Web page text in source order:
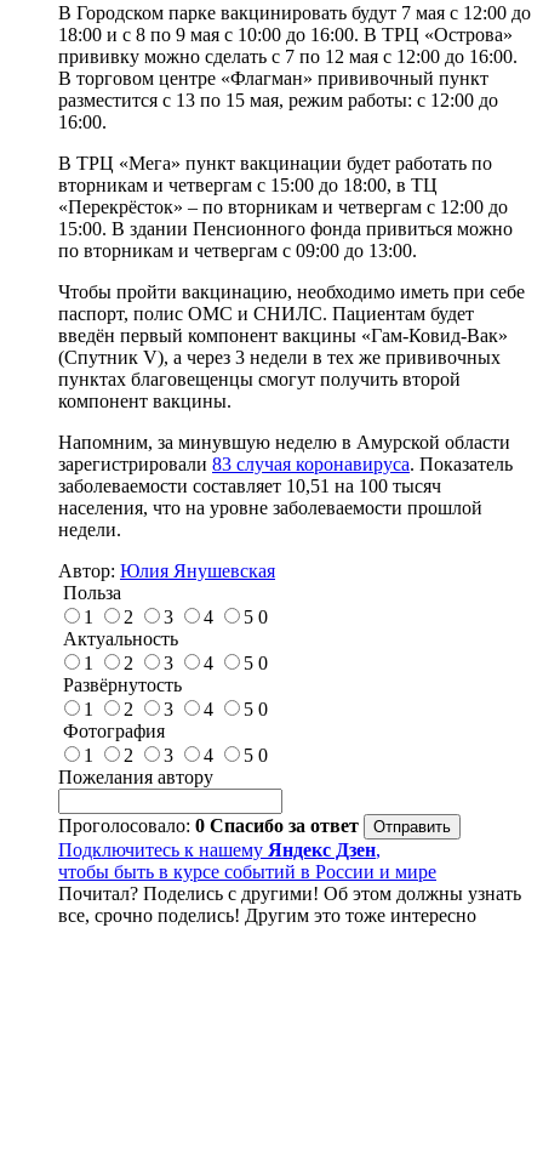
В Городском парке вакцинировать будут 7 мая с 12:00 до
18:00 и с 8 по 9 мая с 10:00 до 16:00. В ТРЦ «Острова»
прививку можно сделать с 7 по 12 мая с 12:00 до 16:00.
В торговом центре «Флагман» прививочный пункт
разместится с 13 по 15 мая, режим работы: с 12:00 до
16:00.
В ТРЦ «Мега» пункт вакцинации будет работать по
вторникам и четвергам с 15:00 до 18:00, в ТЦ
«Перекрёсток» – по вторникам и четвергам с 12:00 до
15:00. В здании Пенсионного фонда привиться можно
по вторникам и четвергам с 09:00 до 13:00.
Чтобы пройти вакцинацию, необходимо иметь при себе
паспорт, полис ОМС и СНИЛС. Пациентам будет
введён первый компонент вакцины «Гам-Ковид-Вак»
(Спутник V), а через 3 недели в тех же прививочных
пунктах благовещенцы смогут получить второй
компонент вакцины.
Напомним, за минувшую неделю в Амурской области
зарегистрировали 83 случая коронавируса. Показатель
заболеваемости составляет 10,51 на 100 тысяч
населения, что на уровне заболеваемости прошлой
недели.
Автор: Юлия Янушевская
Польза
1
2 3 4 5 0
Актуальность
1
2 3 4 5 0
Развёрнутость
1
2 3 4 5 0
Фотография
1
2 3 4 5 0
Пожелания автору
Проголосовало: 0 Спасибо за ответ
Подключитесь к нашему Яндекс Дзен,
чтобы быть в курсе событий в России и мире
Почитал? Поделись с другими! Об этом должны узнать
все, срочно поделись! Другим это тоже интересно